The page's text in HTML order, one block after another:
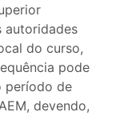
autoridades
do curso,
pode
período de
devendo,